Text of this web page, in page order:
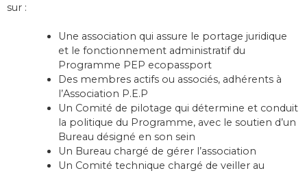
sur :
Une association qui assure le portage juridique
et le fonctionnement administratif du
Programme PEP ecopassport
Des membres actifs ou associés, adhérents à
l’Association P.E.P
Un Comité de pilotage qui détermine et conduit
la politique du Programme, avec le soutien d’un
Bureau désigné en son sein
Un Bureau chargé de gérer l’association
Un Comité technique chargé de veiller au